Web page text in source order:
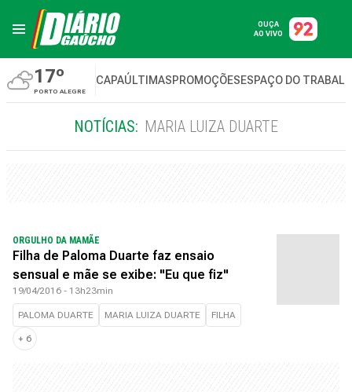
OUÇA
AO VIVO
17º
PORTO ALEGRE
CAPAÚLTIMASPROMOÇÕESESPAÇO DO
NOTÍCIAS: MARIA LUIZA DUARTE
ORGULHO DA MAMÃE
Filha de Paloma Duarte faz ensaio
sensual e mãe se exibe: "Eu que fiz"
19/04/2016 - 13h23min
PALOMA DUARTE MARIA LUIZA DUARTE FILHA
+ 6